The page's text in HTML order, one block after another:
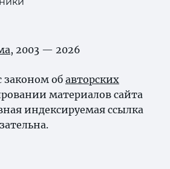
, 2003 — 2026
законом об авторских
материалов сайта
индексируемая ссылка